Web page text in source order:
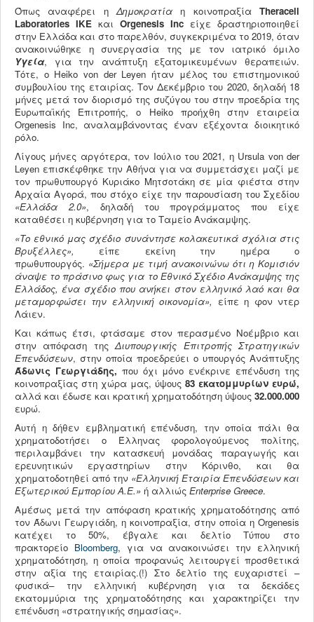
Όπως αναφέρει ηΔημοκρατία η κοινοπραξία Theracell
Laboratories IKE και Orgenesis Inc είχε δραστηριοποιηθεί
στην Ελλάδα και στο παρελθόν, συγκεκριμένα το 2019, όταν
ανακοινώθηκε η συνεργασία της με τον ιατρικό όμιλο
Υγεία, για την ανάπτυξη εξατομικευμένων θεραπειών.
Τότε, ο Heiko von der Leyen ήταν μέλος του επιστημονικού
συμβουλίου της εταιρίας. Τον Δεκέμβριο του 2020, δηλαδή 18
μήνες μετά τον διορισμό της συζύγου του στην προεδρία της
Ευρωπαϊκής Επιτροπής, ο Heiko προήχθη στην εταιρεία
Orgenesis Inc, αναλαμβάνοντας έναν εξέχοντα διοικητικό
ρόλο.
Λίγους μήνες αργότερα, τον Ιούλιο του 2021, η Ursula von der
Leyen επισκέφθηκε την Αθήνα για να συμμετάσχει μαζί με
τον πρωθυπουργό Κυριάκο Μητσοτάκη σε μία φιέστα στην
Αρχαία Αγορά, που στόχο είχε την παρουσίαση του Σχεδίου
«Ελλάδα 2.0», δηλαδή του προγράμματος που είχε
καταθέσει η κυβέρνηση για το Ταμείο Ανάκαμψης.
«Το εθνικό μας σχέδιο συνάντησε κολακευτικά σχόλια στις
Βρυξέλλες»,
είπε εκείνη την ημέρα ο
πρωθυπουργός. «Σήμερα με τιμή ανακοινώνω ότι η Κομισιόν
άναψε το πράσινο φως για το Εθνικό Σχέδιο Ανάκαμψης της
Ελλάδος, ένα σχέδιο που ανήκει στον ελληνικό λαό και θα
μεταμορφώσει την ελληνική οικονομία», είπε η φον ντερ
Λάιεν.
Και κάπως έτσι, φτάσαμε στον περασμένο Νοέμβριο και
στην απόφαση τηςΔιυπουργικής Επιτροπής Στρατηγικών
Επενδύσεων, στην οποία προεδρεύει ο υπουργός Ανάπτυξης
Άδωνις Γεωργιάδης, που όχι μόνο ενέκρινε επένδυση της
κοινοπραξίας στη χώρα μας, ύψους 83 εκατομμυρίων ευρώ,
αλλά και έδωσε και κρατική χρηματοδότηση ύψους 32.000.000
ευρώ.
Αυτή η δήθεν εμβληματική επένδυση, την οποία πάλι θα
χρηματοδοτήσει ο Έλληνας φορολογούμενος πολίτης,
περιλαμβάνει την κατασκευή μονάδας παραγωγής και
ερευνητικών εργαστηρίων στην Κόρινθο, και θα
χρηματοδοτηθεί από την «Ελληνική Εταιρία Επενδύσεων και
Εξωτερικού Εμπορίου Α.Ε.» ή αλλιώς Enterprise Greece.
Αμέσως μετά την απόφαση κρατικής χρηματοδότησης από
τον Άδωνι Γεωργιάδη, η κοινοπραξία, στην οποία η Orgenesis
κατέχει το 50%, έβγαλε και δελτίο Τύπου στο
πρακτορείο Bloomberg, για να ανακοινώσει την ελληνική
χρηματοδότηση, η οποία προφανώς λειτουργεί προσθετικά
στην αξία της εταιρίας.(!) Στο δελτίο της ευχαριστεί –
φυσικά– την ελληνική κυβέρνηση για τα δεκάδες
εκατομμύρια της χρηματοδότησης και χαρακτηρίζει την
επένδυση «στρατηγικής σημασίας».